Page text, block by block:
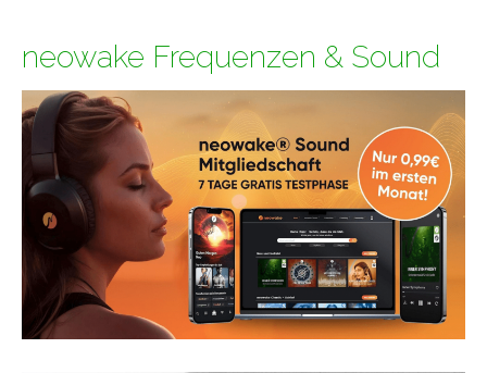
neowake Frequenzen & Sound